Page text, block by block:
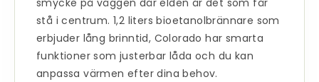
smycke på väggen där elden är det som får
stå i centrum. 1,2 litersbioetanolbrännare som
erbjuder lång brinntid, Colorado har smarta
funktioner som justerbar låda och du kan
anpassa värmen efter dina behov.